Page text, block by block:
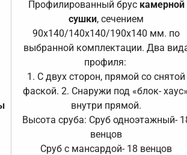
Профилированный брус камерной
сушки, сечением
90х140/140х140/190х140 мм. по
выбранной комплектации. Два
профиля:
1. С двух сторон, прямой со снятой
фаской. 2. Снаружи под «блок-
внутри прямой.
Высота сруба: Сруб одноэтажный-
венцов
Сруб с мансардой- 18 венцов